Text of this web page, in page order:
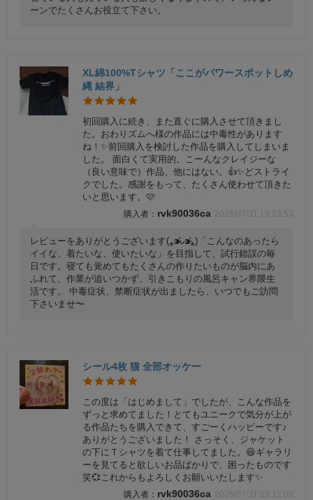
ーンでたくさんお役立て下さい。
XL綿100%Tシャツ「ここがパワースポットしめ
縄 結界」
初回購入に続き、また直ぐに購入させて頂きまし
た。おわりズムへ様の作品には中毒性があります
ね！✨️前回購入を検討した作品を購入してしまいま
した。 面白くて実用的。こーんなクレイジーな
（良い意味で）作品、他にはない。👍️✨️どストライ
クでした。感謝をもって、たくさん使わせて頂きた
いと思います。🩷
rvk90036ca 2026/07/31 19:23:53
レビューをありがとうございます(⁎⁍̴̛ᴗ⁍̴̛⁎)「こんなのあったら
イイな、着たいな、使いたいな」を目指して、試行錯誤の毎
日です。寝ても覚めてもたくさんの作りたいものが脳内にあ
ふれて、作業が追いつかず、引きこもりの風呂キャン界隈生
活です。 中毒症状、禁断症状が出ましたら、いつでもご訪問
下さいませ〜
シール4枚 猫 全部オッケー
この度は「はじめまして」でしたが、こんな作品を
ずっと求めてました！とてもユニークで気分が上が
る作品たちを購入できて、すごーくハッピーです♪
ありがとうございました！ さっそく、ジャケット
の下にＴシャツを着て仕事してました。😆ギャラリ
ーを見てると欲しいお品ばかりで、困ったものです
笑💞これからもよろしくお願いいたします✨
rvk90036ca 2026/07/31 19:12:08